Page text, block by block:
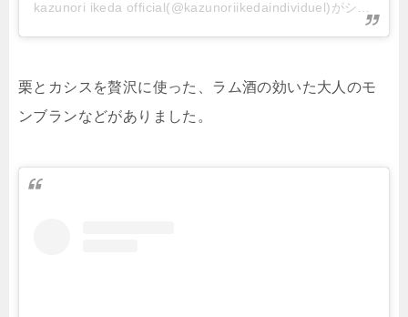
栗とカシスを贅沢に使った、ラム酒の効いた大人のモ
ンブランなどがありました。